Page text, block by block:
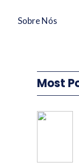
Sobre Nós
Most